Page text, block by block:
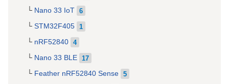
Nano 33 IoT 6
STM32F405 1
nRF52840 4
Nano 33 BLE 17
Feather nRF52840 Sense 5